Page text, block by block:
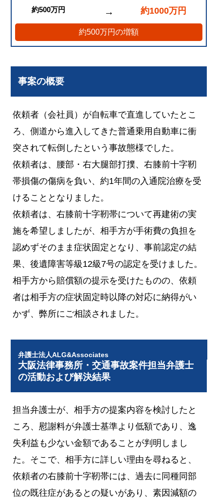
約500万円 → 約1000万円
約500万円の増額
事案の概要
依頼者（会社員）が自転車で直進していたとこ
ろ、側道から進入してきた普通乗用自動車に衝
突されて転倒したという事故態様でした。
依頼者は、腰部・右大腿部打撲、右膝前十字靭
帯損傷の傷病を負い、約1年間の入通院治療を受
けることとなりました。
依頼者は、右膝前十字靭帯について再建術の実
施を希望しましたが、相手方が手術費の負担を
認めずそのまま症状固定となり、事前認定の結
果、後遺障害等級12級7号の認定を受けました。
相手方から賠償額の提示を受けたものの、依頼
者は相手方の症状固定時以降の対応に納得がい
かず、弊所にご相談されました。
弁護士法人ALG&Associates
大阪法律事務所・交通事故案件担当弁護士
の活動および解決結果
担当弁護士が、相手方の提案内容を検討したと
ころ、慰謝料が弁護士基準より低額であり、逸
失利益も少ない金額であることが判明しまし
た。そこで、相手方に詳しい理由を尋ねると、
依頼者の右膝前十字靭帯には、過去に同種同部
位の既往症があるとの疑いがあり、素因減額の